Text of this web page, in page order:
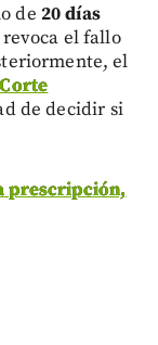
de 20 días
el fallo
el
Corte
de decidir si
prescripción,